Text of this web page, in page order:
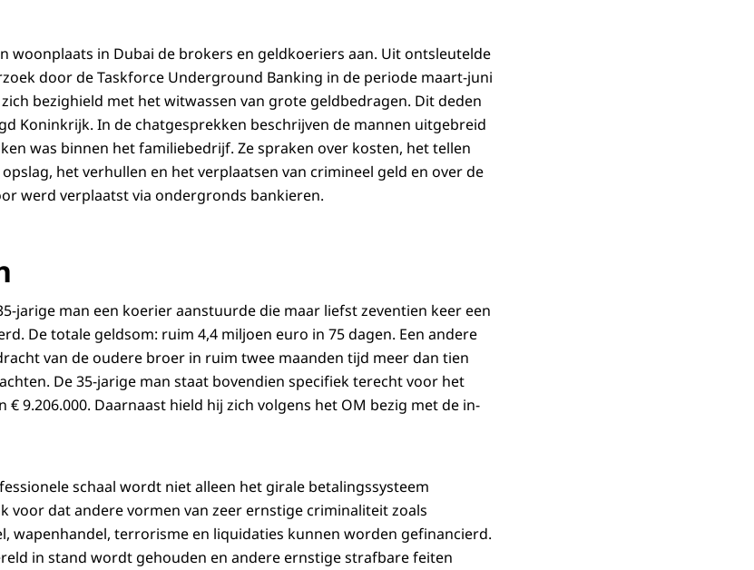
woonplaats in Dubai de brokers en geldkoeriers aan. Uit ontsleutelde
door de Taskforce Underground Banking in de periode maart-juni
bezighield met het witwassen van grote geldbedragen. Dit deden
Koninkrijk. In de chatgesprekken beschrijven de mannen uitgebreid
was binnen het familiebedrijf. Ze spraken over kosten, het tellen
het verhullen en het verplaatsen van crimineel geld en over de
werd verplaatst via ondergronds bankieren.
jarige man een koerier aanstuurde die maar liefst zeventien keer een
De totale geldsom: ruim 4,4 miljoen euro in 75 dagen. Een andere
van de oudere broer in ruim twee maanden tijd meer dan tien
De 35-jarige man staat bovendien specifiek terecht voor het
€ 9.206.000. Daarnaast hield hij zich volgens het OM bezig met de in-
schaal wordt niet alleen het girale betalingssysteem
voor dat andere vormen van zeer ernstige criminaliteit zoals
wapenhandel, terrorisme en liquidaties kunnen worden gefinancierd.
in stand wordt gehouden en andere ernstige strafbare feiten